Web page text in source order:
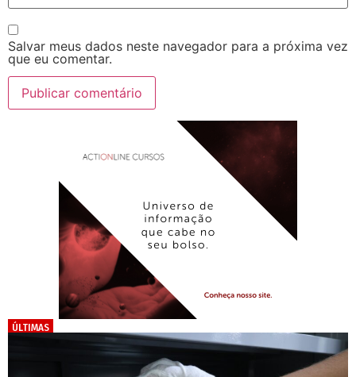
Salvar meus dados neste navegador para a próxima vez
que eu comentar.
ÚLTIMAS